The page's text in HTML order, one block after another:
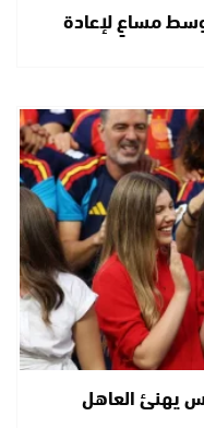
مساعٍ لإعادة
يهنئ العاهل